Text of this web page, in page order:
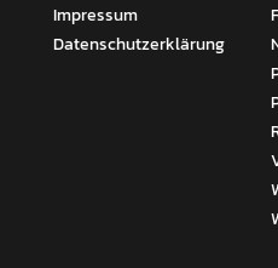
Impressum
Datenschutzerklärung